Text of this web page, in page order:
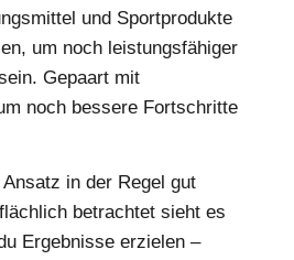
und Sportprodukte
um noch leistungsfähiger
Gepaart mit
noch bessere Fortschritte
in der Regel gut
betrachtet sieht es
Ergebnisse erzielen –